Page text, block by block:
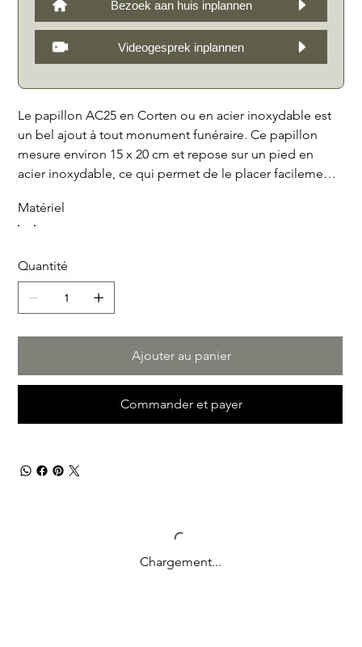
Bezoek aan huis inplannen
Videogesprek inplannen
Le papillon AC25 en Corten ou en acier inoxydable est
un bel ajout à tout monument funéraire. Ce papillon
mesure environ 15 x 20 cm et repose sur un pied en
acier inoxydable, ce qui permet de le placer facilement
brute. Le design découpé en papillon ajoute une
d'une pierre brute, ce papillon est une belle façon de
rendre hommage à un être cher. Fabriqué en acier
Corten durable ou en acier inoxydable, ce papillon
Matériel
Quantité
Ajouter au panier
Commander et payer
Chargement...